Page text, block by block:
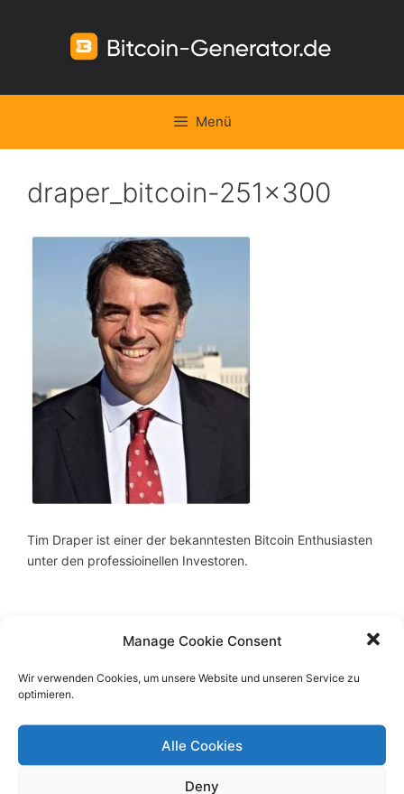
Manage Cookie Consent
Wir verwenden Cookies, um unsere Website und unseren Service zu
optimieren.
Alle Cookies
Deny
Menü
draper_bitcoin-251×300
Tim Draper ist einer der bekanntesten Bitcoin Enthusiasten
unter den professioinellen Investoren.
Über Bitcoin-Generator
Der Bitcoin Generator informiert rund um Bitcoins,
Ethereum und andere Kryptowährungen. Aktuelle
Trends, Neuigkeiten und Möglichkeiten in der